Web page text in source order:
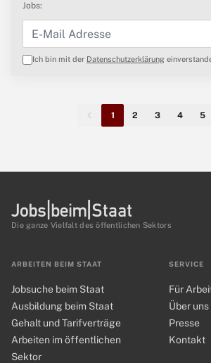
Jobs:
Ich bin mit der Datenschutzerklärung
1 2 3 4 5
Die ganze Vielfalt des öffentlichen Sektors
ARBEITEN BEIM STAAT
Jobsuche beim Staat
Ausbildung beim Staat
Gehalt und Tarifverträge
Arbeiten im öffentlichen
Sektor
SERVICE
Für
Über uns
Presse
Kontakt